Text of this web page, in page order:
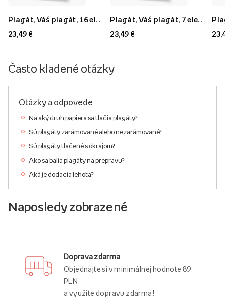
23,49 €
23,49 €
Často kladené otázky
Otázky a odpovede
Na aký druh papiera sa tlačia plagáty?
Sú plagáty zarámované alebo nezarámované?
Sú plagáty tlačené s okrajom?
Ako sa balia plagáty na prepravu?
Aká je dodacia lehota?
Naposledy zobrazené
Doprava zdarma
Objednajte si v minimálnej hodnote 89
PLN
a využite dopravu zdarma!